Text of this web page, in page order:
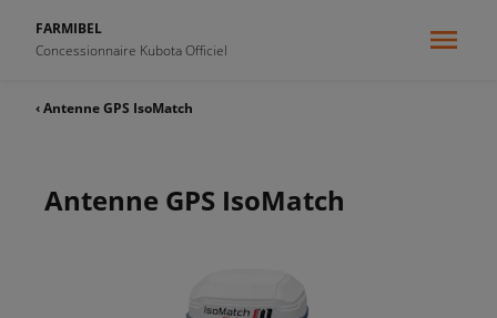
FARMIBEL
Concessionnaire Kubota Officiel
‹ Antenne GPS IsoMatch
Antenne GPS IsoMatch